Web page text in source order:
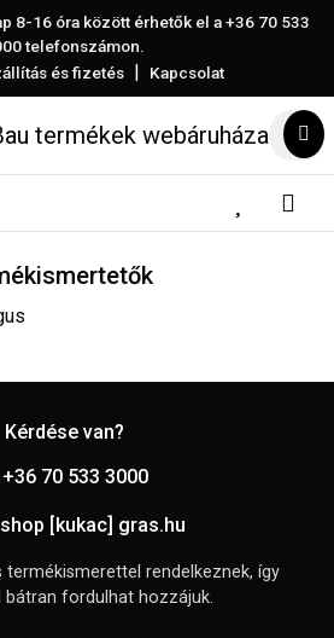
8-16 óra között érhetők el a+36 70 533
telefonszámon.
és fizetés | Kapcsolat
Kérdése van?
+36 70 533 3000
[kukac] gras.hu
termékismerettel rendelkeznek, így
bátran fordulhat hozzájuk.